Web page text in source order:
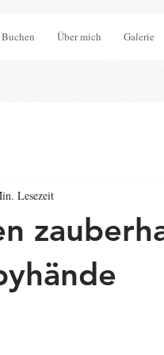
Buchen Über mich Galerie
Lesezeit